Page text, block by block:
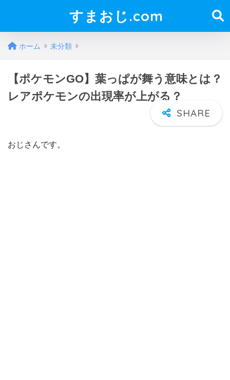
すまおじ.com
ホーム 未分類
【ポケモンGO】葉っぱが舞う意味とは？
レアポケモンの出現率が上がる？
おじさんです。